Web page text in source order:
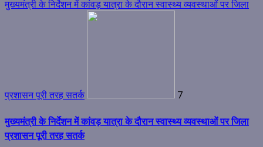
मुख्यमंत्री के निर्देशन में कांवड़ यात्रा के दौरान स्वास्थ्य व्यवस्थाओं पर जिला
प्रशासन पूरी तरह सतर्क 7
मुख्यमंत्री के निर्देशन में कांवड़ यात्रा के दौरान स्वास्थ्य व्यवस्थाओं पर जिला
प्रशासन पूरी तरह सतर्क